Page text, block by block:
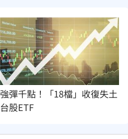
強彈千點！「18檔」收復失土
台股ETF